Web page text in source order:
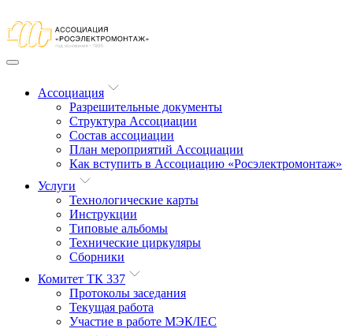
Ассоциация
Разрешительные документы
Структура Ассоциации
Состав ассоциации
План мероприятий Ассоциации
Как вступить в Ассоциацию «Росэлектромонтаж»
Услуги
Технологические карты
Инструкции
Типовые альбомы
Технические циркуляры
Сборники
Комитет ТК 337
Протоколы заседания
Текущая работа
Участие в работе МЭК/​IEC